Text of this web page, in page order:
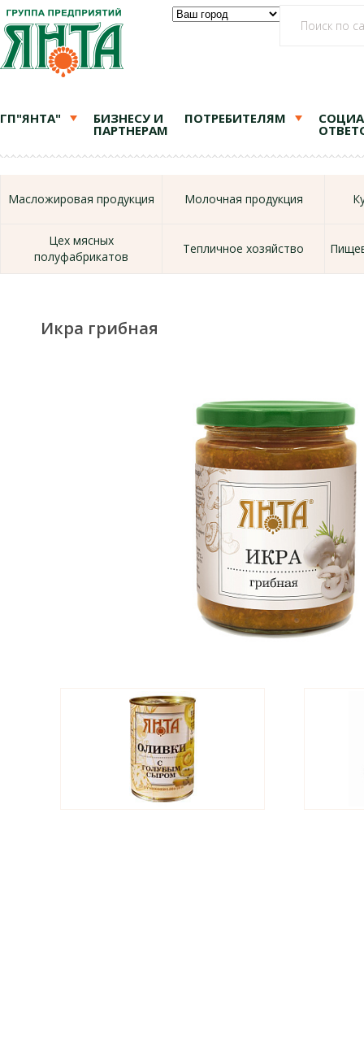
ГП"ЯНТА" БИЗНЕСУ И
ПАРТНЕРАМ
ПОТРЕБИТЕЛЯМ
Масложировая продукция Молочная продукция
Цех мясных
полуфабрикатов
Тепличное хозяйство
Икра грибная